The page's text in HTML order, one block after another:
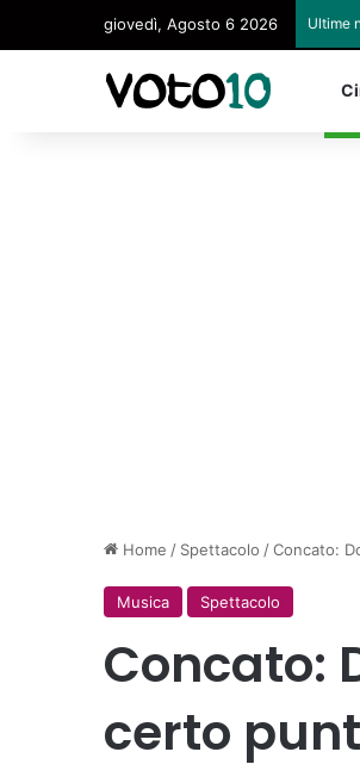
giovedì, Agosto 6 2026 Ultime
Home / Spettacolo /Concato:
Musica Spettacolo
Concato:
certo